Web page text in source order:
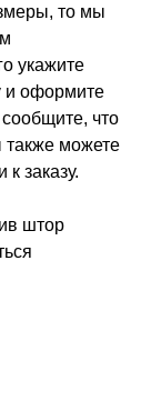
то мы
укажите
и оформите
что
можете
заказу.
штор